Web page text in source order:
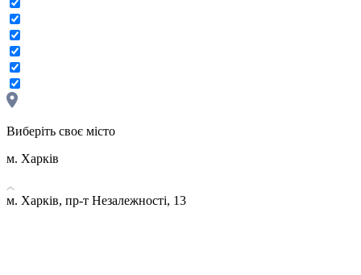
Виберіть своє місто
м. Харків
м. Харків, пр-т Незалежності, 13